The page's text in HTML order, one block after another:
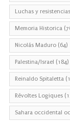
Luchas y resistencias
Memoria Historica
Nicolás Maduro (64)
Palestina/Israel (184)
Reinaldo Spitaletta
Révoltes Logiques
Sahara occidental